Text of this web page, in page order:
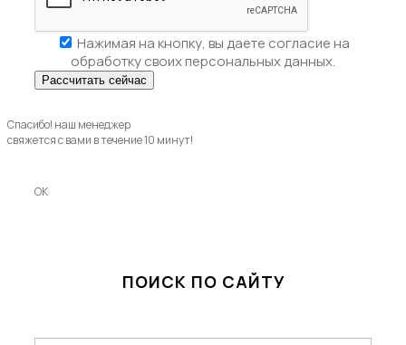
Нажимая на кнопку, вы даете согласие на
обработку своих персональных данных.
Спасибо! наш менеджер
свяжется с вами в течение 10 минут!
OK
ПОИСК ПО САЙТУ